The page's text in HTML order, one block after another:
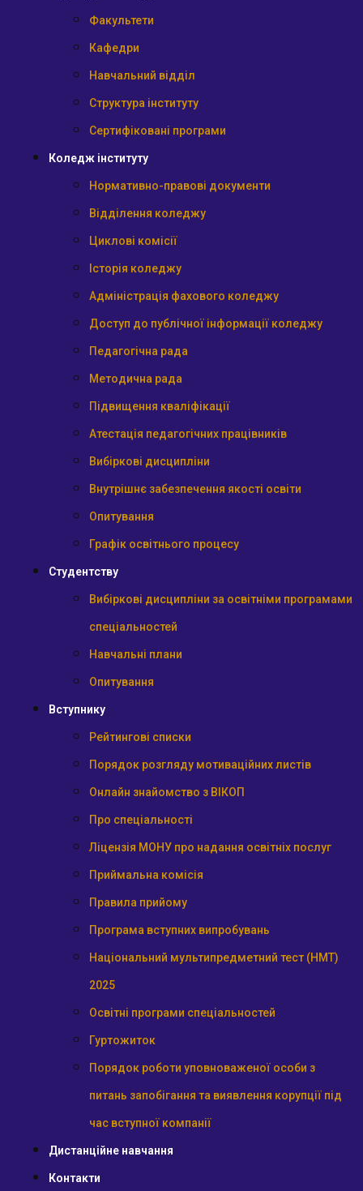
Факультети
Кафедри
Навчальний відділ
Структура інституту
Сертифіковані програми
Коледж інституту
Нормативно-правові документи
Відділення коледжу
Циклові комісії
Історія коледжу
Адміністрація фахового коледжу
Доступ до публічної інформації коледжу
Педагогічна рада
Методична рада
Підвищення кваліфікації
Атестація педагогічних працівників
Вибіркові дисципліни
Внутрішнє забезпечення якості освіти
Опитування
Графік освітнього процесу
Студентству
Вибіркові дисципліни за освітніми програмами
спеціальностей
Навчальні плани
Опитування
Вступнику
Рейтингові списки
Порядок розгляду мотиваційних листів
Онлайн знайомство з ВІКОП
Про спеціальності
Ліцензія МОНУ про надання освітніх послуг
Приймальна комісія
Правила прийому
Програма вступних випробувань
Національний мультипредметний тест (НМТ)
2025
Освітні програми спеціальностей
Гуртожиток
Порядок роботи уповноваженої особи з
питань запобігання та виявлення корупції під
час вступної компанії
Дистанційне навчання
Контакти